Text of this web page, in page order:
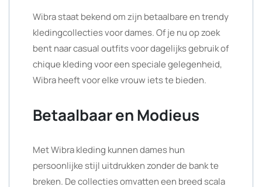
Wibra staat bekend om zijn betaalbare en trendy
kledingcollecties voor dames. Of je nu op zoek
bent naar casual outfits voor dagelijks gebruik of
chique kleding voor een speciale gelegenheid,
Wibra heeft voor elke vrouw iets te bieden.
Betaalbaar en Modieus
Met Wibra kleding kunnen dames hun
persoonlijke stijl uitdrukken zonder de bank te
breken. De collecties omvatten een breed scala